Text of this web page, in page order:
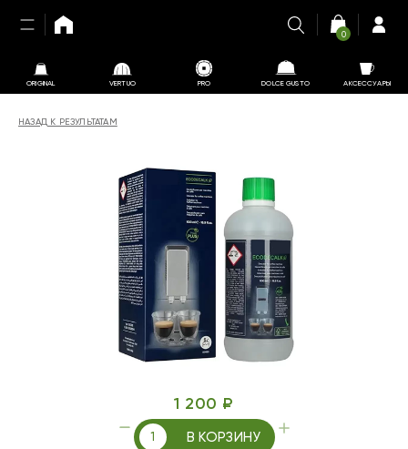
ORIGINAL VERTUO PRO DOLCE GUSTO АКСЕССУАРЫ
0
НАЗАД К РЕЗУЛЬТАТАМ
1 200 ₽
В КОРЗИНУ